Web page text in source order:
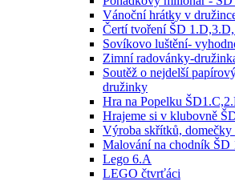
Vánoční hrátky v
Čertí tvoření ŠD
Sovíkovo luštění-
Zimní radovánky-
Soutěž o nejdelší
družinky
Hra na Popelku
Hrajeme si v klubovně
Výroba skřítků,
Malování na chodník ŠD
Lego 6.A
LEGO čtvrťáci